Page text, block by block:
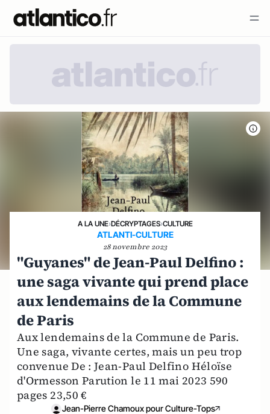
A LA UNE›DÉCRYPTAGES›CULTURE
ATLANTI-CULTURE
28 novembre 2023
"Guyanes" de Jean-Paul Delfino :
une saga vivante qui prend place
aux lendemains de la Commune
de Paris
Aux lendemains de la Commune de Paris.
Une saga, vivante certes, mais un peu trop
convenue De : Jean-Paul Delfino Héloïse
d'Ormesson Parution le 11 mai 2023 590
pages 23,50 €
Jean-Pierre Chamoux pour Culture-Tops